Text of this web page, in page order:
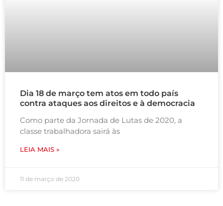
Dia 18 de março tem atos em todo país
contra ataques aos direitos e à democracia
Como parte da Jornada de Lutas de 2020, a
classe trabalhadora sairá às
LEIA MAIS »
11 de março de 2020